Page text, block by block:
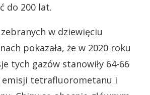
do 200 lat.
w dziewięciu
pokazała, że w 2020 roku
tych gazów stanowiły 64-66
emisji tetrafluorometanu i